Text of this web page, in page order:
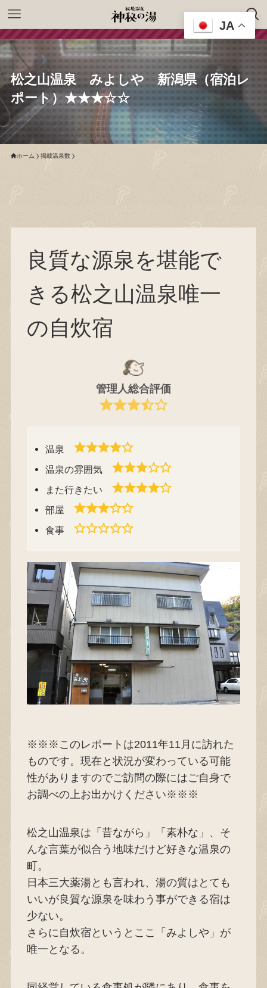
松之山温泉 みよしや 新潟県（宿泊レ
ポート）★★★☆☆
ホーム 掲載温泉数
良質な源泉を堪能で
きる松之山温泉唯一
の自炊宿
管理人総合評価
温泉
温泉の雰囲気
また行きたい
部屋
食事
※※※このレポートは2011年11月に訪れた
ものです。現在と状況が変わっている可能
性がありますのでご訪問の際にはご自身で
お調べの上お出かけください※※※
松之山温泉は「昔ながら」「素朴な」、そ
んな言葉が似合う地味だけど好きな温泉の
町。
日本三大薬湯とも言われ、湯の質はとても
いいが良質な源泉を味わう事ができる宿は
少ない。
さらに自炊宿というとここ「みよしや」が
唯一となる。
JA